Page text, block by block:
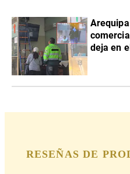
deja en